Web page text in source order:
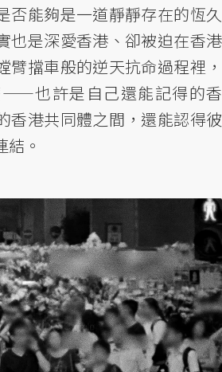
否能夠是一道靜靜存在的恆久
也是深愛香港、卻被迫在香港
臂擋車般的逆天抗命過程裡，
——也許是自己還能記得的香
香港共同體之間，還能認得彼
結。